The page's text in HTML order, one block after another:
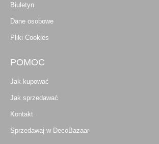
Biuletyn
Dane osobowe
Pliki Cookies
POMOC
Jak kupować
Jak sprzedawać
Kontakt
Sprzedawaj w DecoBazaar